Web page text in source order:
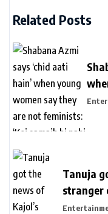
Related Posts
not
Tanuja
stranger
killed in a